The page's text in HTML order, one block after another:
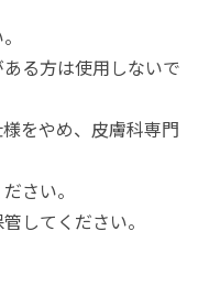
る方は使用しないで
をやめ、皮膚科専門
さい。
してください。